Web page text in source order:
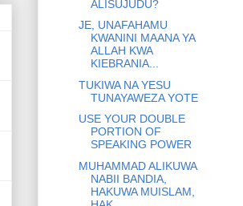
ALISUJUDU?
JE, UNAFAHAMU
KWANINI MAANA YA
ALLAH KWA
KIEBRANIA...
TUKIWA NA YESU
TUNAYAWEZA YOTE
USE YOUR DOUBLE
PORTION OF
SPEAKING POWER
MUHAMMAD ALIKUWA
NABII BANDIA,
HAKUWA MUISLAM,